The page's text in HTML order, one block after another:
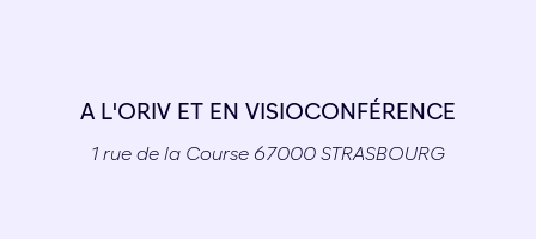
A L'ORIV ET EN VISIOCONFÉRENCE
1 rue de la Course 67000 STRASBOURG